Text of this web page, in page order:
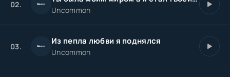
02.
Uncommon
03. Из пепла любви я поднялся
Uncommon